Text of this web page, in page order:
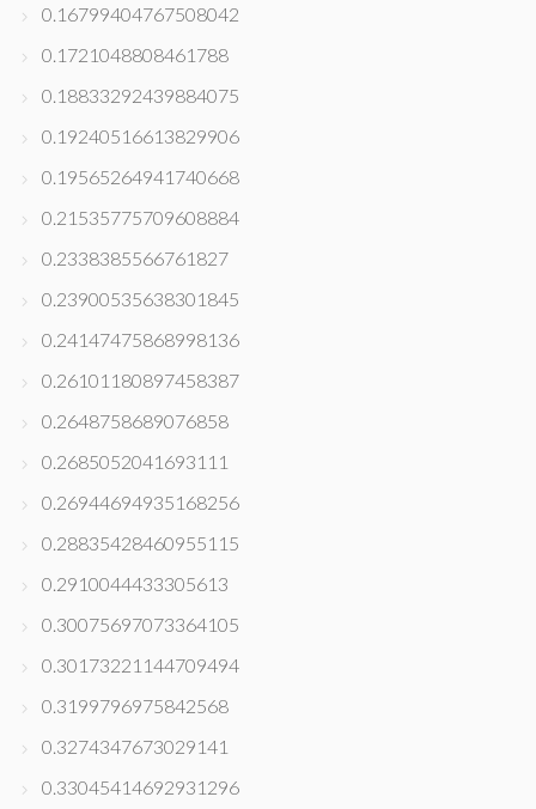
0.16799404767508042
0.1721048808461788
0.18833292439884075
0.19240516613829906
0.19565264941740668
0.21535775709608884
0.2338385566761827
0.23900535638301845
0.24147475868998136
0.26101180897458387
0.2648758689076858
0.2685052041693111
0.26944694935168256
0.28835428460955115
0.2910044433305613
0.30075697073364105
0.30173221144709494
0.3199796975842568
0.3274347673029141
0.33045414692931296